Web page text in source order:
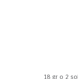
18 gr o 2